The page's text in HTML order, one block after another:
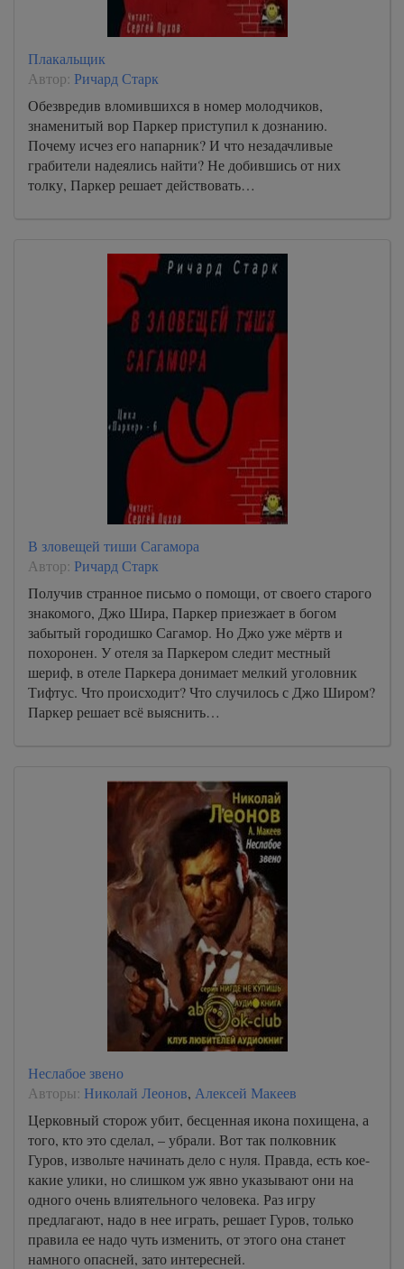
Плакальщик
Автор: Ричард Старк
Обезвредив вломившихся в номер молодчиков,
знаменитый вор Паркер приступил к дознанию.
Почему исчез его напарник? И что незадачливые
грабители надеялись найти? Не добившись от них
толку, Паркер решает действовать…
В зловещей тиши Сагамора
Автор: Ричард Старк
Получив странное письмо о помощи, от своего старого
знакомого, Джо Шира, Паркер приезжает в богом
забытый городишко Сагамор. Но Джо уже мёртв и
похоронен. У отеля за Паркером следит местный
шериф, в отеле Паркера донимает мелкий уголовник
Тифтус. Что происходит? Что случилось с Джо Широм?
Паркер решает всё выяснить…
Неслабое звено
Авторы: Николай Леонов, Алексей Макеев
Церковный сторож убит, бесценная икона похищена, а
того, кто это сделал, – убрали. Вот так полковник
Гуров, извольте начинать дело с нуля. Правда, есть кое-
какие улики, но слишком уж явно указывают они на
одного очень влиятельного человека. Раз игру
предлагают, надо в нее играть, решает Гуров, только
правила ее надо чуть изменить, от этого она станет
намного опасней, зато интересней.